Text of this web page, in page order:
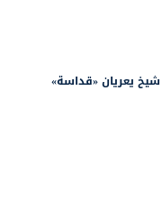
يعريان «قداسة»